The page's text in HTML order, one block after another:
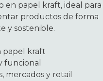
en papel kraft, ideal para
productos de forma
y sostenible.
papel kraft
funcional
mercados y retail